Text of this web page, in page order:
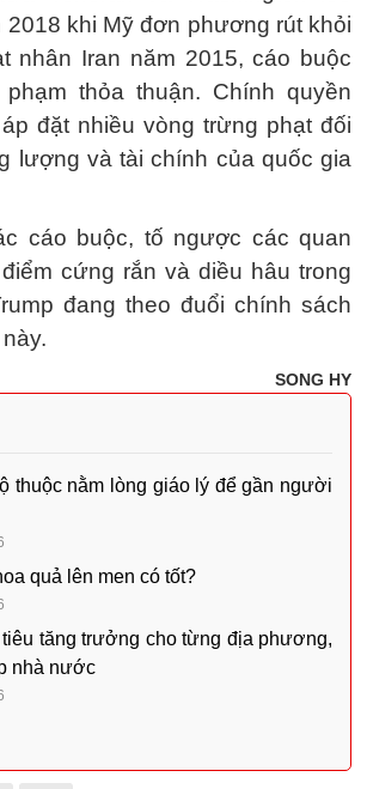
2018 khi Mỹ đơn phương rút khỏi
nhân Iran năm 2015, cáo buộc
thỏa thuận. Chính quyền
đặt nhiều vòng trừng phạt đối
lượng và tài chính của quốc gia
cáo buộc, tố ngược các quan
cứng rắn và diều hâu trong
đang theo đuổi chính sách
SONG HY
thuộc nằm lòng giáo lý để gần người
quả lên men có tốt?
tăng trưởng cho từng địa phương,
nhà nước